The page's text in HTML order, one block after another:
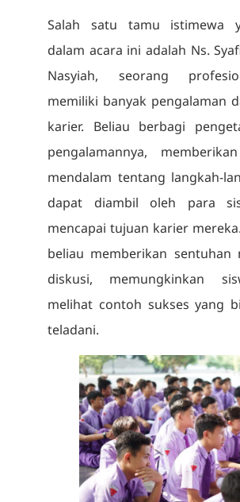
Salah satu tamu istimewa
dalam acara ini adalah Ns.
Nasyiah, seorang
memiliki banyak pengalaman
karier. Beliau berbagi
pengalamannya,
mendalam tentang langkah-
dapat diambil oleh para
mencapai tujuan karier
beliau memberikan sentuhan
diskusi, memungkinkan
melihat contoh sukses yang
teladani.